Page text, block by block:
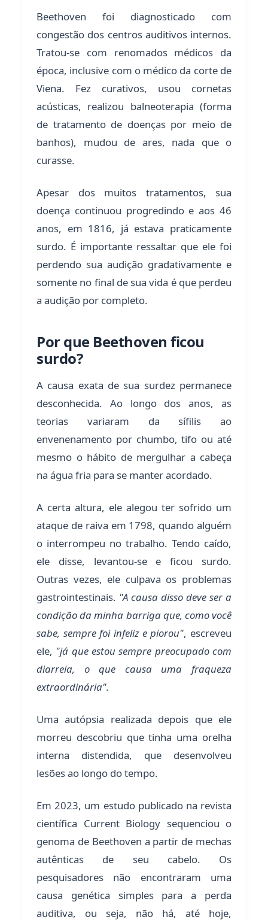
Beethoven foi diagnosticado com
congestão dos centros auditivos internos.
Tratou-se com renomados médicos da
época, inclusive com o médico da corte de
Viena. Fez curativos, usou cornetas
acústicas, realizou balneoterapia (forma
de tratamento de doenças por meio de
banhos), mudou de ares, nada que o
curasse.
Apesar dos muitos tratamentos, sua
doença continuou progredindo e aos 46
anos, em 1816, já estava praticamente
surdo. É importante ressaltar que ele foi
perdendo sua audição gradativamente e
somente no final de sua vida é que perdeu
a audição por completo.
Por que Beethoven ficou
surdo?
A causa exata de sua surdez permanece
desconhecida. Ao longo dos anos, as
teorias variaram da sífilis ao
envenenamento por chumbo, tifo ou até
mesmo o hábito de mergulhar a cabeça
na água fria para se manter acordado.
A certa altura, ele alegou ter sofrido um
ataque de raiva em 1798, quando alguém
o interrompeu no trabalho. Tendo caído,
ele disse, levantou-se e ficou surdo.
Outras vezes, ele culpava os problemas
gastrointestinais. "A causa disso deve ser a
condição da minha barriga que, como você
sabe, sempre foi infeliz e piorou", escreveu
ele, "já que estou sempre preocupado com
diarreia, o que causa uma fraqueza
extraordinária".
Uma autópsia realizada depois que ele
morreu descobriu que tinha uma orelha
interna distendida, que desenvolveu
lesões ao longo do tempo.
Em 2023, um estudo publicado na revista
científica Current Biology sequenciou o
genoma de Beethoven a partir de mechas
autênticas de seu cabelo. Os
pesquisadores não encontraram uma
causa genética simples para a perda
auditiva, ou seja, não há, até hoje,